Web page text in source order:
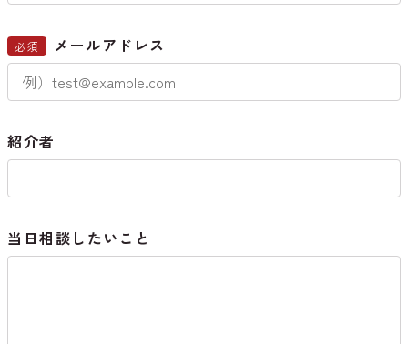
必須 メールアドレス
紹介者
当日相談したいこと